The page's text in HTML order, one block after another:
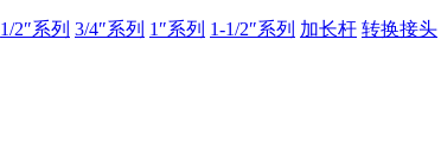
1/2″系列 3/4″系列 1″系列 1-1/2″系列 加长杆 转换接头